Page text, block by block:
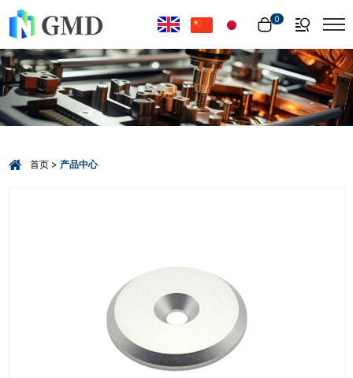
Select Language ▼ 0
首页 产品中心